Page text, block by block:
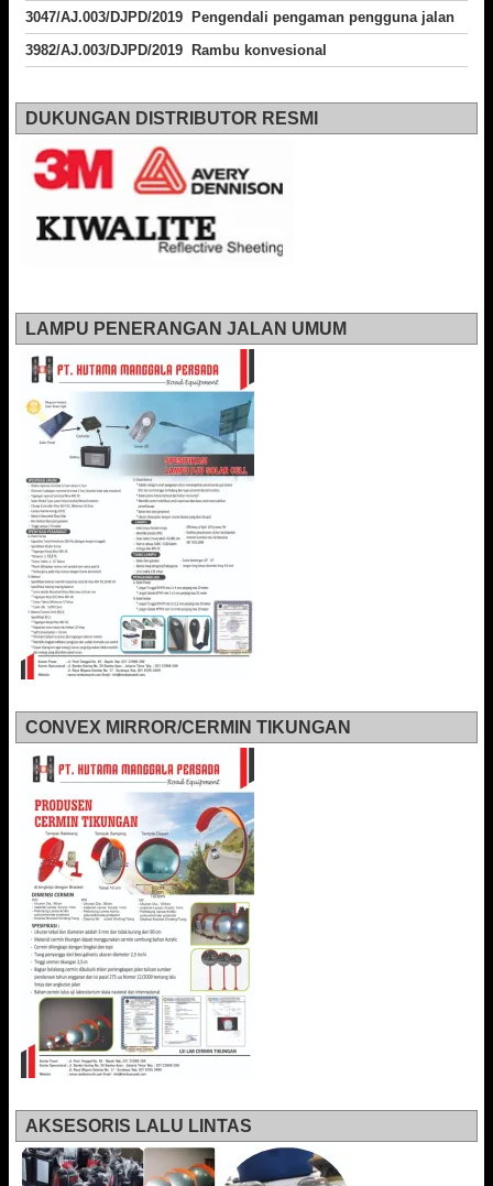
3047/AJ.003/DJPD/2019 Pengendali pengaman pengguna jalan
3982/AJ.003/DJPD/2019 Rambu konvesional
DUKUNGAN DISTRIBUTOR RESMI
LAMPU PENERANGAN JALAN UMUM
CONVEX MIRROR/CERMIN TIKUNGAN
AKSESORIS LALU LINTAS